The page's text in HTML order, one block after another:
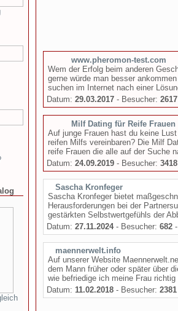
www.pheromon-test.com
Wem der Erfolg beim anderen
gerne würde man besser
suchen im Internet nach einer
Datum: 29.03.2017 - Besucher: 2617
Milf Dating für Reife Frauen
Auf junge Frauen hast du keine
reifen Milfs vereinbaren? Die Milf
reife Frauen die alle auf der Suche
Datum: 24.09.2019 - Besucher: 3418
Sascha Kronfeger
Sascha Kronfeger bietet
Herausforderungen bei der
gestärkten Selbstwertgefühls der
Datum: 27.11.2024- Besucher: 682
maennerwelt.info
Auf unserer Website
dem Mann früher oder später über
wie befriedige ich meine Frau
Datum: 11.02.2018 - Besucher: 2381